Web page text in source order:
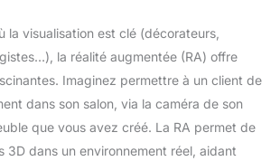
la visualisation est clé (décorateurs,
la réalité augmentée (RA) offre
Imaginez permettre à un client de
dans son salon, via la caméra de son
que vous avez créé. La RA permet de
3D dans un environnement réel, aidant